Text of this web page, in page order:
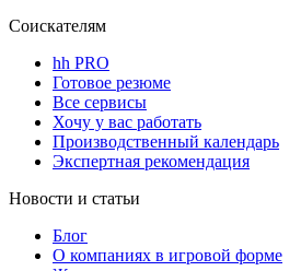
Соискателям
hh PRO
Готовое резюме
Все сервисы
Хочу у вас работать
Производственный календарь
Экспертная рекомендация
Новости и статьи
Блог
О компаниях в игровой форме